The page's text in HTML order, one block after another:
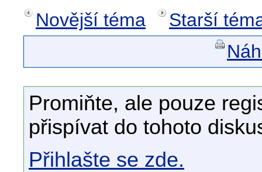
Novější téma
Starší
Promiňte, ale pouze
přispívat do tohoto
Přihlašte se zde.